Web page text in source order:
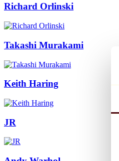
Richard Orlinski
Takashi Murakami
Keith Haring
JR